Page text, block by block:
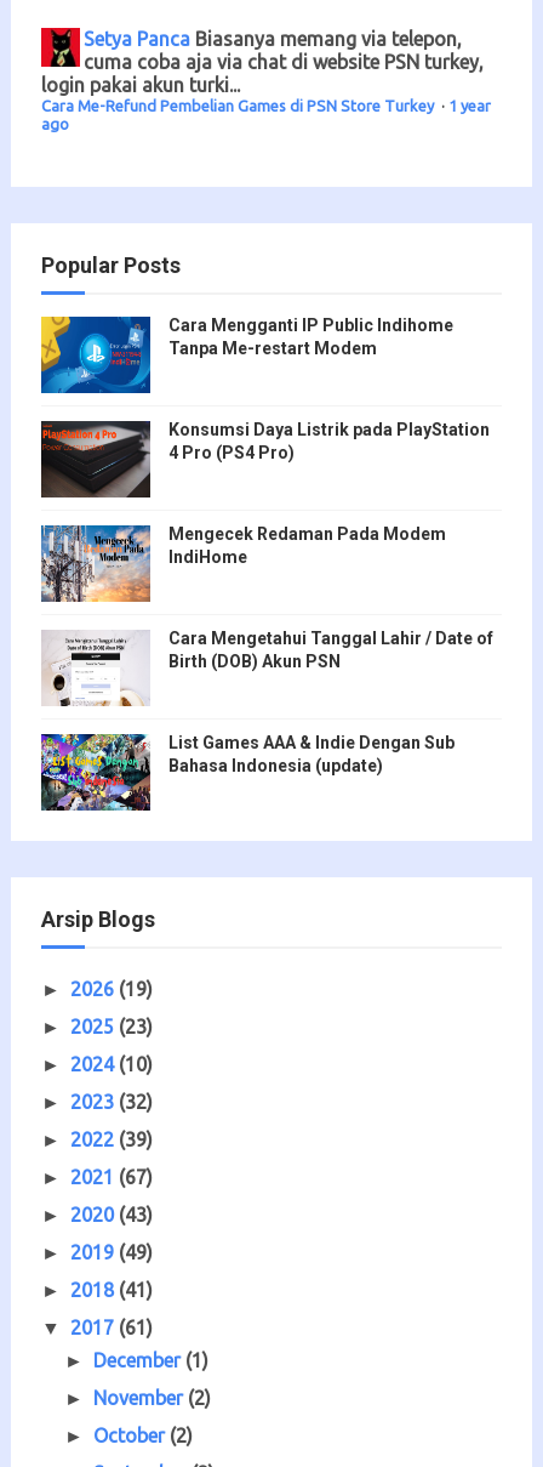
Setya Panca Biasanya memang via telepon,
cuma coba aja via chat di website PSN turkey,
login pakai akun turki...
Cara Me-Refund Pembelian Games di PSN Store Turkey · 1 year
ago
Popular Posts
Cara Mengganti IP Public Indihome
Tanpa Me-restart Modem
Konsumsi Daya Listrik pada PlayStation
4 Pro (PS4 Pro)
Mengecek Redaman Pada Modem
IndiHome
Cara Mengetahui Tanggal Lahir / Date of
Birth (DOB) Akun PSN
List Games AAA & Indie Dengan Sub
Bahasa Indonesia (update)
Arsip Blogs
► 2026 (19)
► 2025 (23)
► 2024 (10)
► 2023 (32)
► 2022 (39)
► 2021 (67)
► 2020 (43)
► 2019 (49)
► 2018 (41)
▼ 2017 (61)
► December (1)
► November (2)
► October (2)